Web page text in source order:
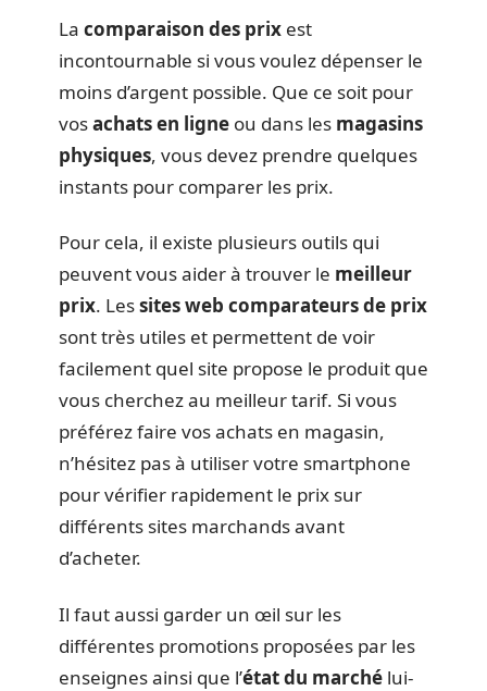
La comparaison des prix est
incontournable si vous voulez dépenser le
moins d’argent possible. Que ce soit pour
vosachats en ligne ou dans les magasins
physiques, vous devez prendre quelques
instants pour comparer les prix.
Pour cela, il existe plusieurs outils qui
peuvent vous aider à trouver le meilleur
prix. Lessites web comparateurs de prix
sont très utiles et permettent de voir
facilement quel site propose le produit que
vous cherchez au meilleur tarif. Si vous
préférez faire vos achats en magasin,
n’hésitez pas à utiliser votre smartphone
pour vérifier rapidement le prix sur
différents sites marchands avant
d’acheter.
Il faut aussi garder un œil sur les
différentes promotions proposées par les
enseignes ainsi que l’état du marché lui-